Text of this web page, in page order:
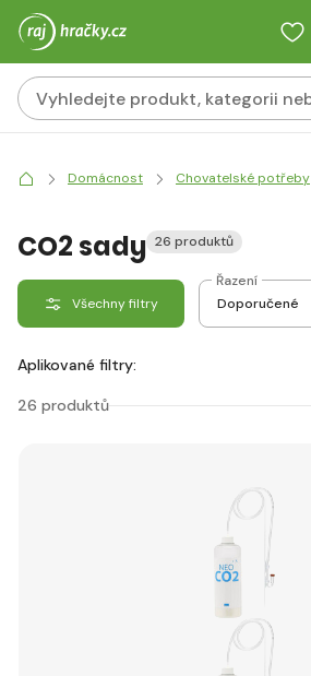
Domácnost Chovatelské potřeby
CO2 sady 26 produktů
Všechny filtry
Řazení
Aplikované filtry:
26 produktů